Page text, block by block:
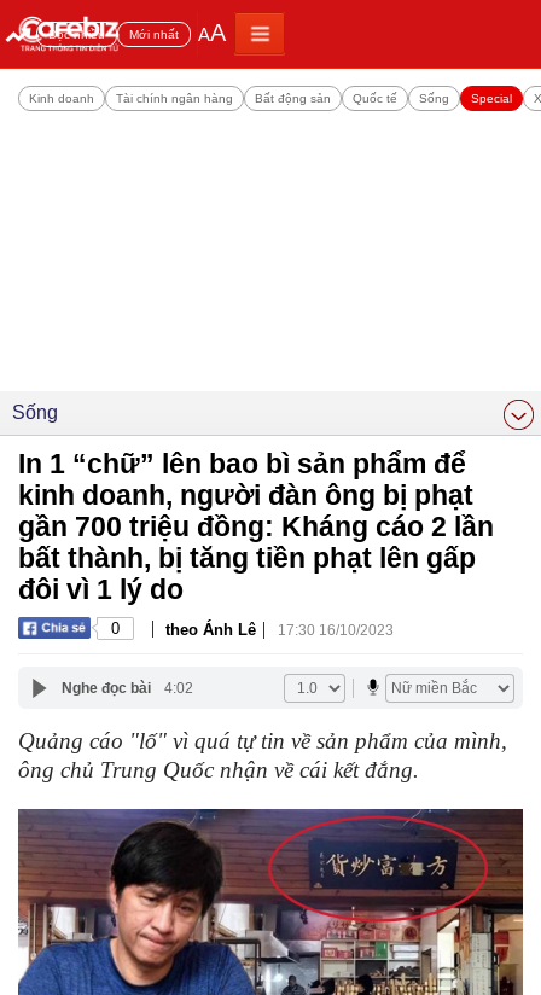
Đọc nhiều Mới nhất AA
Kinh doanh Tài chính ngân hàng Bất động sản Quốc tế Sống Special
Sống
In 1 “chữ” lên bao bì sản phẩm để
kinh doanh, người đàn ông bị phạt
gần 700 triệu đồng: Kháng cáo 2 lần
bất thành, bị tăng tiền phạt lên gấp
đôi vì 1 lý do
0 | theo Ánh Lê | 17:30 16/10/2023
Nghe đọc bài 4:02
Quảng cáo "lố" vì quá tự tin về sản phẩm của mình,
ông chủ Trung Quốc nhận về cái kết đắng.